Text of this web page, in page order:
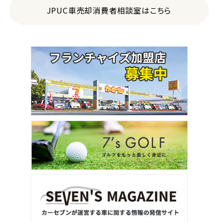
JPUC車売却消費者相談室はこちら